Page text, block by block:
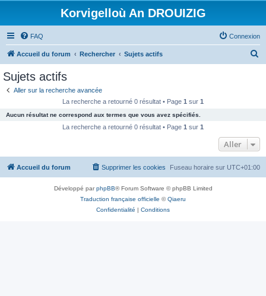
Korvigelloù An DROUIZIG
FAQ Connexion
Accueil du forum Rechercher Sujets actifs
c
e
Sujets actifs
Aller sur la recherche avancée
La recherche a retourné 0 résultat • Page 1 sur 1
Aucun résultat ne correspond aux termes que vous avez spécifiés.
La recherche a retourné 0 résultat • Page 1 sur 1
Aller
Accueil du forum Fuseau horaire sur UTC+01:00
Supprimer les cookies
Développé parphpBB® Forum Software © phpBB Limited
Traduction française officielle ©Qiaeru
Confidentialité | Conditions